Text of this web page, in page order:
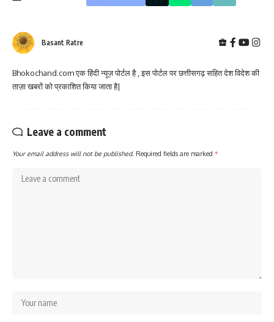
Basant Ratre
Bhokochand.com एक हिंदी न्यूज़ पोर्टल है , इस पोर्टल पर छत्तीसगढ़ सहित देश विदेश की
ताज़ा खबरों को प्रकाशित किया जाता है|
Leave a comment
Your email address will not be published. Required fields are marked *